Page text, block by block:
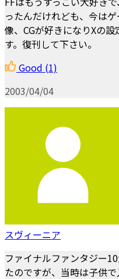
ったんだけれども、今は
像、CGが好きになりXの
す。復刊して下さい。
Good (1)
2003/04/04
スヴィーニア
ファイナルファンタジー
たのですが、当時は子供